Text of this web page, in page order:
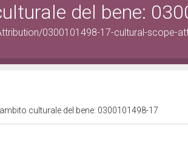
del bene:
0300101498-17-cultural-scope-
culturale del bene: 0300101498-17